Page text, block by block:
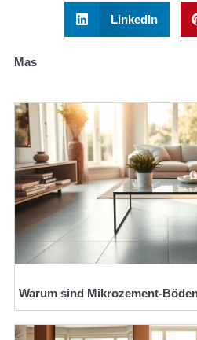
LinkedIn
Mas
Warum sind Mikrozement-